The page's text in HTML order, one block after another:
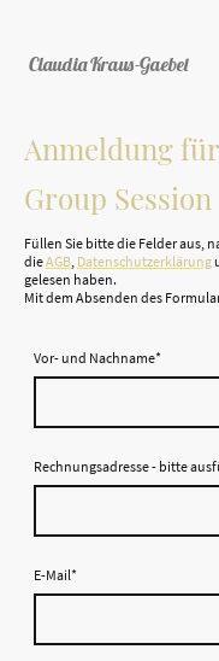
Claudia Kraus-Gaebel
Anmeldung
Group Session
Füllen Sie bitte die Felder aus,
dieAGB, Datenschutzerklärung
gelesen haben.
Mit dem Absenden des
Vor- und Nachname*
Rechnungsadresse - bitte
E-Mail*